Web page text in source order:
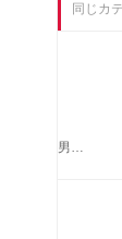
同じカ
男…